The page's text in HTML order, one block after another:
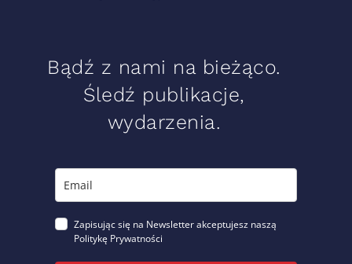
Bądź z nami na bieżąco.
Śledź publikacje,
wydarzenia.
Zapisując się na Newsletter akceptujesz naszą
Politykę Prywatności